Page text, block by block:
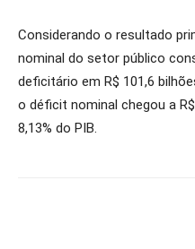
Considerando o resultado
nominal do setor público
deficitário em R$ 101,6
o déficit nominal chegou a
8,13% do PIB.